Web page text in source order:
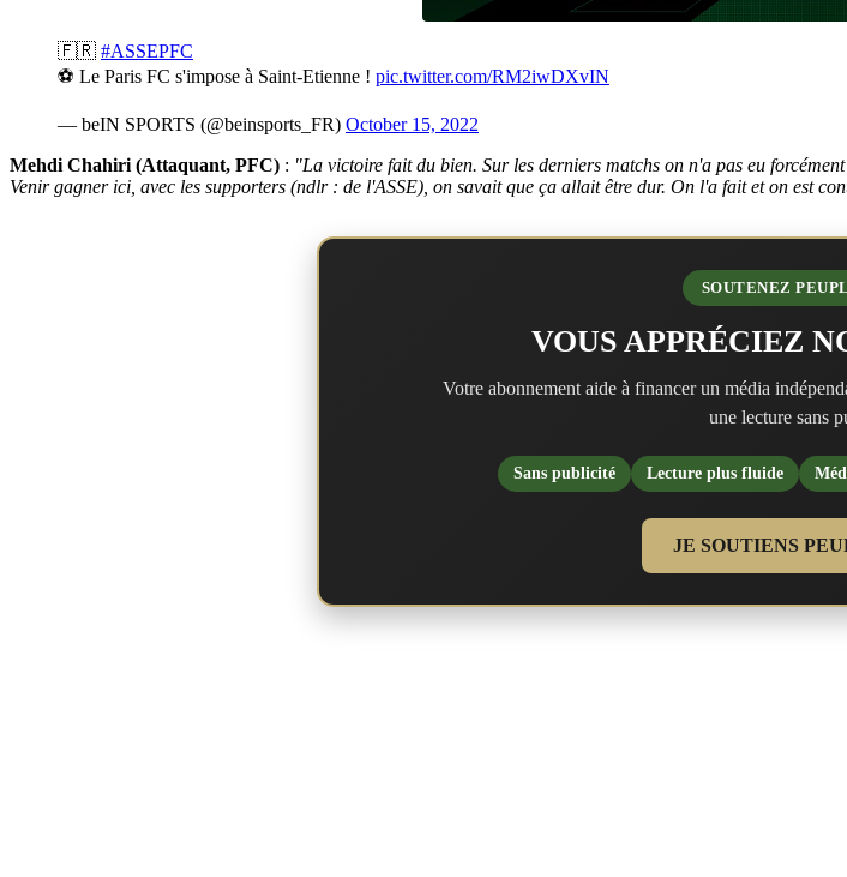
🇫🇷 #ASSEPFC
⚽ Le Paris FC s'impose à Saint-Etienne ! pic.twitter.com/RM2iwDXvIN
— beIN SPORTS (@beinsports_FR) October 15, 2022
Mehdi Chahiri (Attaquant, PFC) : "La victoire fait du bien. Sur les derniers matchs on n'a pas eu
Venir gagner ici, avec les supporters (ndlr : de l'ASSE), on savait que ça allait être dur. On l'a fait et on est
SOUTENEZ
VOUS APPRÉCIEZ
Votre abonnement aide à financer un média
une lecture sans
Sans publicité Lecture plus fluide
JE SOUTIENS